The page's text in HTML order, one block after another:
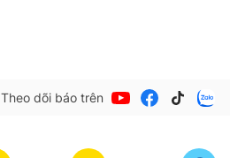
Theo dõi báo trên